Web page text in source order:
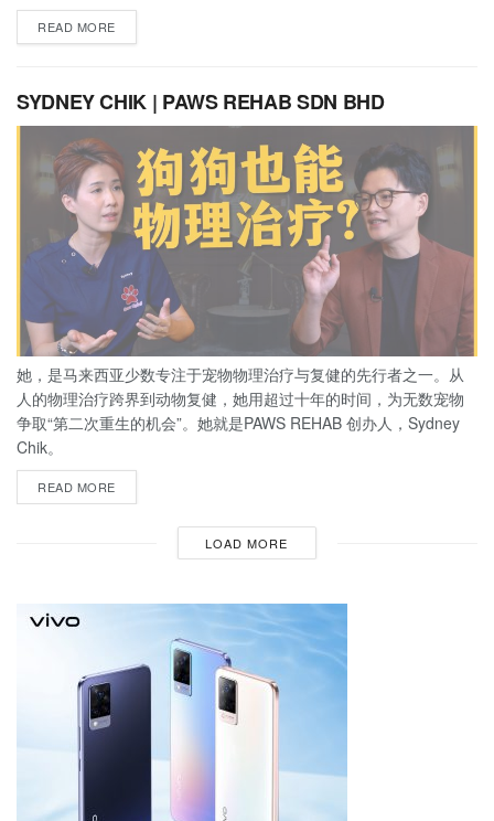
READ MORE
SYDNEY CHIK | PAWS REHAB SDN BHD
她，是马来西亚少数专注于宠物物理治疗与复健的先行者之一。从
人的物理治疗跨界到动物复健，她用超过十年的时间，为无数宠物
争取“第二次重生的机会”。她就是PAWS REHAB 创办人，Sydney
Chik。
READ MORE
LOAD MORE